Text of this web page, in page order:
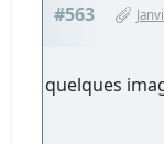
#563
quelques